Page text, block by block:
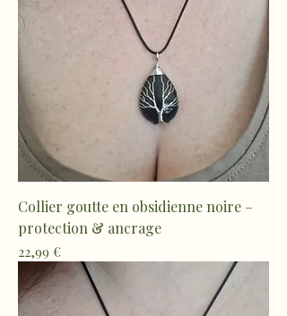
Collier goutte en obsidienne noire –
protection & ancrage
Prix
22,99 €